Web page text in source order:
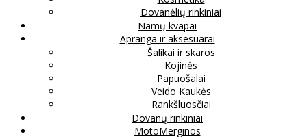
Dovanėlių rinkiniai
Namų kvapai
Apranga ir aksesuarai
Šalikai ir skaros
Kojinės
Papuošalai
Veido Kaukės
Rankšluosčiai
Dovanų rinkiniai
MotoMerginos